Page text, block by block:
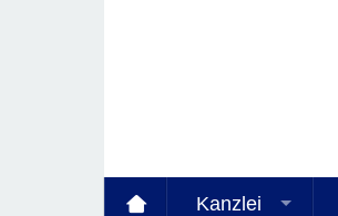
Kanzlei